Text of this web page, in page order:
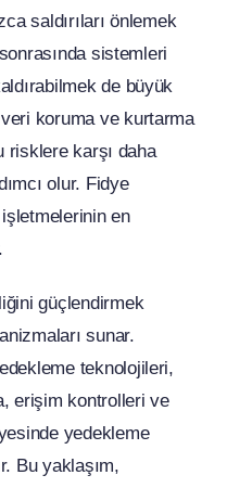
saldırıları önlemek
sistemleri
de büyük
koruma ve kurtarma
risklere karşı daha
olur. Fidye
işletmelerinin en
güçlendirmek
sunar.
teknolojileri,
erişim kontrolleri ve
yedekleme
Bu yaklaşım,